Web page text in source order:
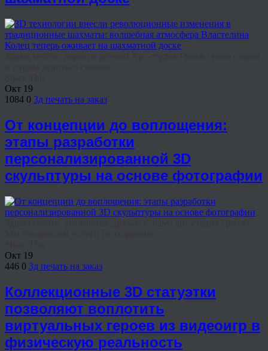
Окт 19
1084 0 3д печать на заказ
От концепции до воплощения:
этапы разработки
персонализированной 3D
скульптуры на основе фотографии
Окт 19
446 0 3д печать на заказ
Коллекционные 3D статуэтки
позволяют воплотить
виртуальных героев из видеоигр в
физическую реальность